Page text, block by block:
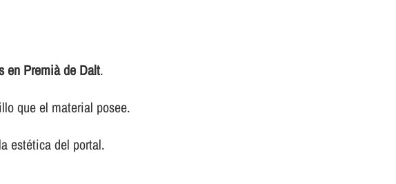
en Premià de Dalt.
que el material posee.
estética del portal.